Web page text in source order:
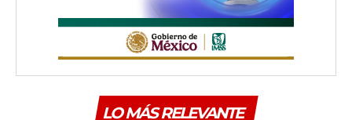
LO MÁS RELEVANTE